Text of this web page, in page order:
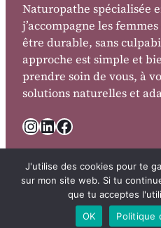
Naturopathe spécialisée
j’accompagne les
être durable, sans
approche est simple et
prendre soin de vous, à
solutions naturelles et
InstagramLinkedIn Facebook
J'utilise des cookies pour te
sur mon site web. Si tu
que tu acceptes
OK
Politique